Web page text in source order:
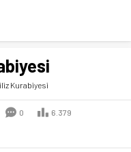
Kurabiyesi
0 6.379